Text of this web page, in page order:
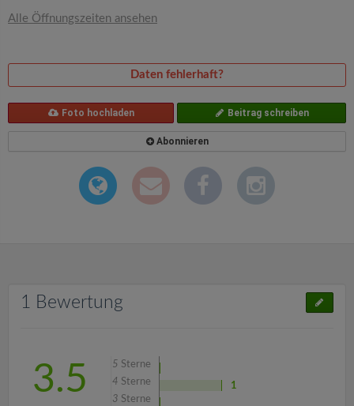
Alle Öffnungszeiten ansehen
Daten fehlerhaft?
Foto hochladen Beitrag schreiben
Abonnieren
1 Bewertung
3.5 5 Sterne
4 Sterne
1
3 Sterne
i